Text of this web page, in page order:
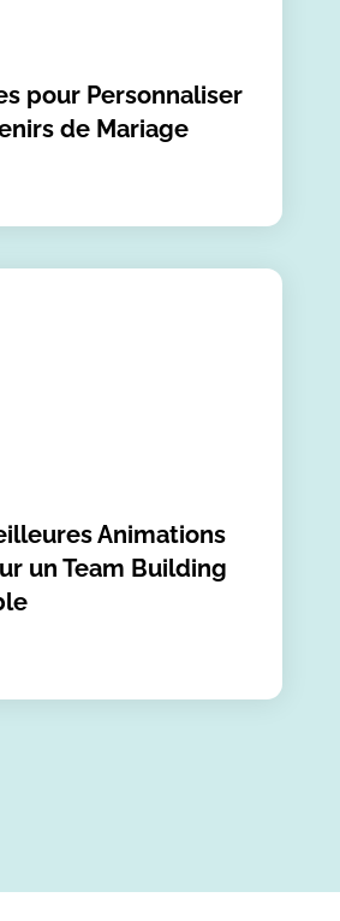
pour Personnaliser
de Mariage
Animations
un Team Building